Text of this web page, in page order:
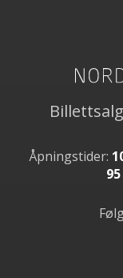
Åpningstider: